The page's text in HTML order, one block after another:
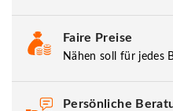
Faire Preise
Nähen soll für jedes
Persönliche